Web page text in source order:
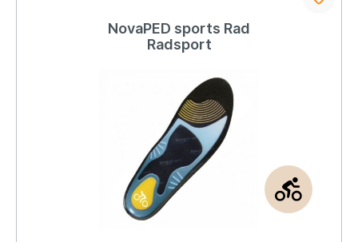
NovaPED sports Rad
Radsport